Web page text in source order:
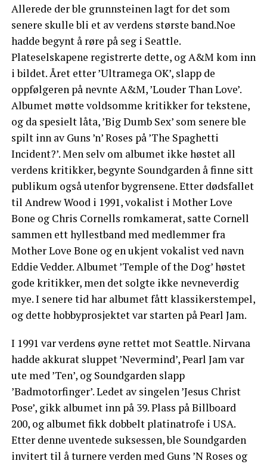
Allerede der ble grunnsteinen lagt for det som
senere skulle bli et av verdens største band.Noe
hadde begynt å røre på seg i Seattle.
Plateselskapene registrerte dette, og A&M kom inn
i bildet. Året etter ’Ultramega OK’, slapp de
oppfølgeren på nevnte A&M, ’Louder Than Love’.
Albumet møtte voldsomme kritikker for tekstene,
og da spesielt låta, ’Big Dumb Sex’ som senere ble
spilt inn av Guns ’n’ Roses på ’The Spaghetti
Incident?’. Men selv om albumet ikke høstet all
verdens kritikker, begynte Soundgarden å finne sitt
publikum også utenfor bygrensene. Etter dødsfallet
til Andrew Wood i 1991, vokalist i Mother Love
Bone og Chris Cornells romkamerat, satte Cornell
sammen ett hyllestband med medlemmer fra
Mother Love Bone og en ukjent vokalist ved navn
Eddie Vedder. Albumet ’Temple of the Dog’ høstet
gode kritikker, men det solgte ikke nevneverdig
mye. I senere tid har albumet fått klassikerstempel,
og dette hobbyprosjektet var starten på Pearl Jam.
I 1991 var verdens øyne rettet mot Seattle. Nirvana
hadde akkurat sluppet ’Nevermind’, Pearl Jam var
ute med ’Ten’, og Soundgarden slapp
’Badmotorfinger’. Ledet av singelen ’Jesus Christ
Pose’, gikk albumet inn på 39. Plass på Billboard
200, og albumet fikk dobbelt platinatrofe i USA.
Etter denne uventede suksessen, ble Soundgarden
invitert til å turnere verden med Guns ’N Roses og